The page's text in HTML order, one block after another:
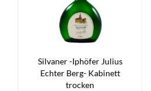
Silvaner -Iphöfer Julius
Echter Berg- Kabinett
trocken